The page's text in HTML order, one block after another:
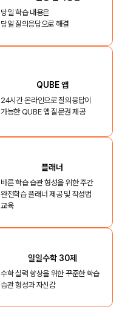
당일 학습 내용은
당일 질의응답으로 해결
QUBE 앱
24시간 온라인으로 질의응답이
가능한 QUBE 앱 질문권 제공
플래너
바른 학습 습관 형성을 위한 주간
완전학습 플래너 제공 및 작성법
교육
일일수학 30제
수학 실력 향상을 위한 꾸준한 학습
습관 형성과 자신감